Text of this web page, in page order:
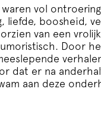
vol
liefde, boosheid,
van een
Door
dat er na
aan deze